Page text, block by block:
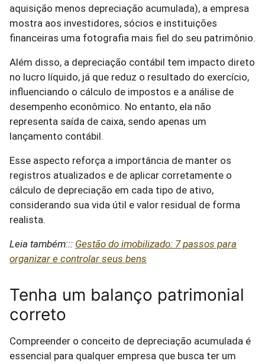
aquisição menos depreciação acumulada), a empresa
mostra aos investidores, sócios e instituições
financeiras uma fotografia mais fiel do seu patrimônio.
Além disso, a depreciação contábil tem impacto direto
no lucro líquido, já que reduz o resultado do exercício,
influenciando o cálculo de impostos e a análise de
desempenho econômico. No entanto, ela não
representa saída de caixa, sendo apenas um
lançamento contábil.
Esse aspecto reforça a importância de manter os
registros atualizados e de aplicar corretamente o
cálculo de depreciação em cada tipo de ativo,
considerando sua vida útil e valor residual de forma
realista.
Leia também::: Gestão do imobilizado: 7 passos para
organizar e controlar seus bens
Tenha um balanço patrimonial
correto
Compreender o conceito de depreciação acumulada é
essencial para qualquer empresa que busca ter um